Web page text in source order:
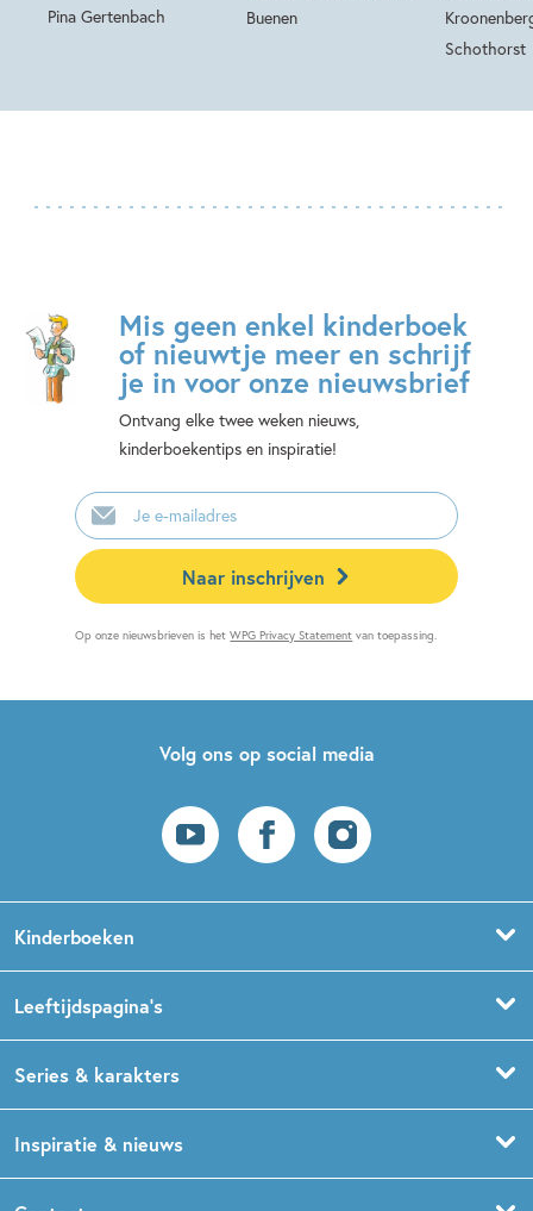
Pina Gertenbach
Buenen
Schothorst
Mis geen enkel kinderboek
of nieuwtje meer en schrijf
je in voor onze nieuwsbrief
Ontvang elke twee weken nieuws,
kinderboekentips en inspiratie!
E-
mailadres
Naar inschrijven
Op onze nieuwsbrieven is hetWPG Privacy Statement van toepassing.
Volg ons op social media
Kinderboeken
Prentenboeken
Babyboeken
Leeftijdspagina’s
Boekentips 1,5 - 3 jaar
Series & karakters
Dog Man
Inspiratie & nieuws